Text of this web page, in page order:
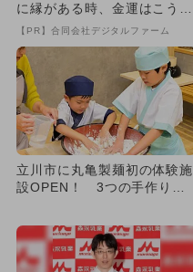
に縁がある時、金運はこう変
わる
【PR】合同会社デジタルファーム
立川市に丸亀製麺初の体験施
設OPEN！ 3つの手作り体